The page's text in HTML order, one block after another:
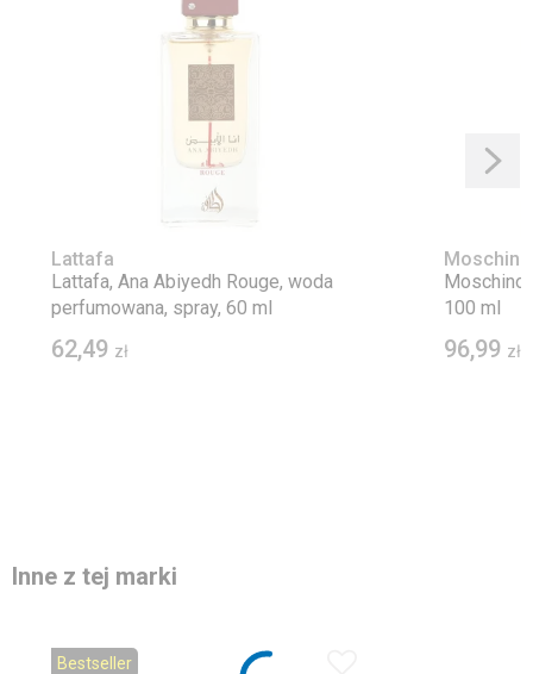
Lattafa
Lattafa, Ana Abiyedh Rouge, woda
perfumowana, spray, 60 ml
62,49 zł
Moschino
100 ml
96,99 zł
Inne z tej marki
Bestseller